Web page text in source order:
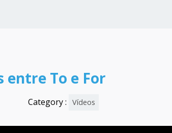
To e For
Category : Vídeos